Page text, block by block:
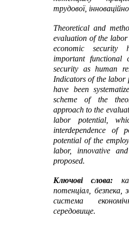
трудової,
Theoretical and
evaluation of the
economic security
important functional
security as human
Indicators of the labor
have been
scheme of the
approach to the
labor potential,
interdependence of
potential of the
labor, innovative
proposed.
Ключові слова:
потенціал, безпека,
система
середовище.